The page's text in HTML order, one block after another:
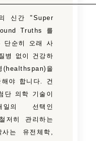
신간 "Super
Truths 를
단순히 오래 사
병 없이 건강하
(healthspan)을
야 합니다. 건
단 의학 기술이
의 선택인
저히 관리하는
는 유전체학,